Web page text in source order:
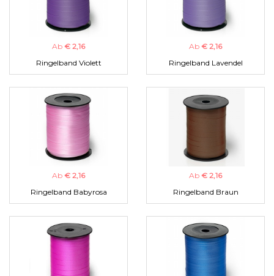
Ab € 2,16
Ringelband Violett
Ab € 2,16
Ringelband Lavendel
Ab € 2,16
Ringelband Babyrosa
Ab € 2,16
Ringelband Braun